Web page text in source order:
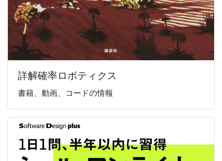
詳解確率ロボティクス
書籍、動画、コードの情報